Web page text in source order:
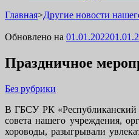
Главная>Другие новости
Обновлено на 01.01.2022
Праздничное
Без рубрики
В ГБСУ РК «Республиканский
совета нашего учреждения,
хороводы, разыгрывали